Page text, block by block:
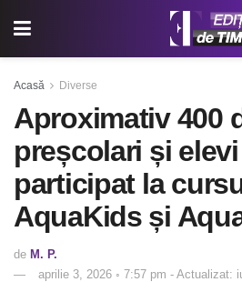
Acasă Diverse
Aproximativ 400
preșcolari și
participat la
AquaKids și
de M. P.
aprilie 3, 2026 ◦ 7:57 pm - Actualizat: